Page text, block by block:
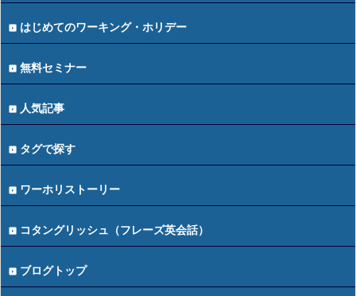
はじめてのワーキング・ホリデー
無料セミナー
人気記事
タグで探す
ワーホリストーリー
コタングリッシュ（フレーズ英会話）
ブログトップ